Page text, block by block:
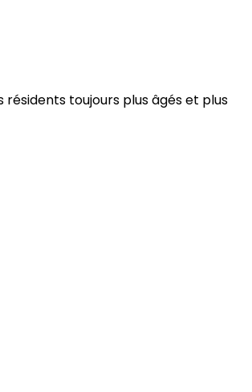
toujours plus âgés et plus